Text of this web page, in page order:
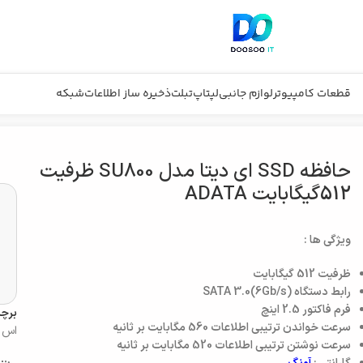
قطعات کامپیوترلوازم جانبیلپتاپتبلتذخیره ساز اطلاعاتشبکه
حافظه SSD ای دیتا مدل SU800 ظرفیت
512گیگابایت ADATA
ویژگی ها :
ظرفیت 512 گیگابایت
رابط دستگاهSATA 3.0(6Gb/s)
فرم فاکتور 2.5 اینچ
سرعت خواندن ترتیبی اطلاعات 560 مگابایت بر ثانیه
سرعت نوشتن ترتیبی اطلاعات 520 مگابایت بر ثانیه